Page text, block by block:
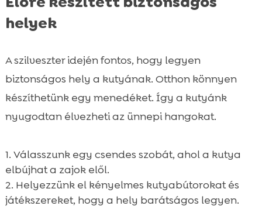
helyek
A szilveszter idején fontos, hogy legyen
biztonságos hely a kutyának. Otthon könnyen
készíthetünk egy menedéket. Így a kutyánk
nyugodtan élvezheti az ünnepi hangokat.
Válasszunk egy csendes szobát, ahol a kutya
elbújhat a zajok elől.
Helyezzünk el kényelmes kutyabútorokat és
játékszereket, hogy a hely barátságos legyen.